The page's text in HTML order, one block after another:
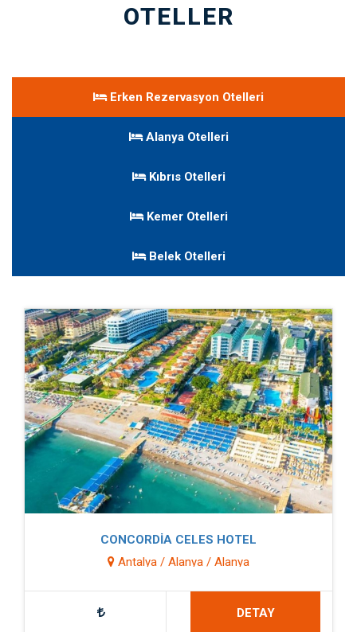
OTELLER
Erken Rezervasyon Otelleri
Alanya Otelleri
Kıbrıs Otelleri
Kemer Otelleri
Belek Otelleri
CONCORDİA CELES HOTEL
Antalya / Alanya / Alanya
DETAY